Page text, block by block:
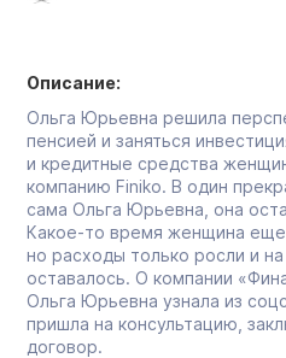
Описание:
Ольга Юрьевна решила
пенсией и заняться
и кредитные средства
компанию Finiko. В один
сама Ольга Юрьевна, она
Какое-то время женщина еще
но расходы только росли и
оставалось. О компании
Ольга Юрьевна узнала из
пришла на консультацию,
договор.